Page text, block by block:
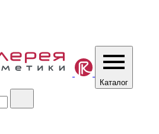
Каталог